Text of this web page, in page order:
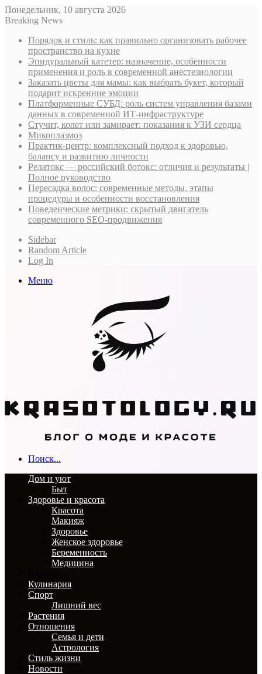
Понедельник, 10 августа 2026
Breaking News
Порядок и стиль: как правильно организовать рабочее
пространство на кухне
Эпидуральный катетер: назначение, особенности
применения и роль в современной анестезиологии
Заказать цветы для мамы: как выбрать букет, который
подарит искренние эмоции
Платформенные СУБД: роль систем управления базами
данных в современной ИТ-инфраструктуре
Стучит, колет или замирает: показания к УЗИ сердца
Микоплазмоз
Практик-центр: комплексный подход к здоровью,
балансу и развитию личности
Релатокс — российский ботокс: отличия и результаты |
Полное руководство
Пересадка волос: современные методы, этапы
процедуры и особенности восстановления
Поведенческие метрики: скрытый двигатель
современного SEO-продвижения
Sidebar
Random Article
Log In
Меню
Поиск...
Дом и уют
Быт
Здоровье и красота
Красота
Макияж
Здоровье
Женское здоровье
Беременность
Медицина
Кулинария
Спорт
Лишний вес
Растения
Отношения
Семья и дети
Астрология
Стиль жизни
Новости